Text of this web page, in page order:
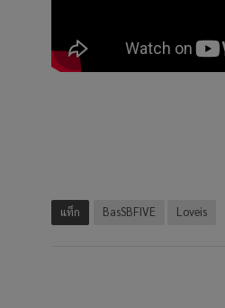
แท็ก BasSBFIVE Loveis